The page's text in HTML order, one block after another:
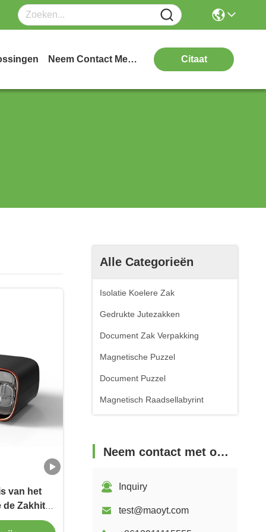
Neem Contact Met Ons Op Citaat
Alle Categorieën
Isolatie Koelere Zak
Gedrukte Jutezakken
Document Zak Verpakking
Magnetische Puzzel
Document Puzzel
Magnetisch Raadsellabyrint
Neem contact met ons op
Inquiry
test@maoyt.com
van het
Zakhitte
de